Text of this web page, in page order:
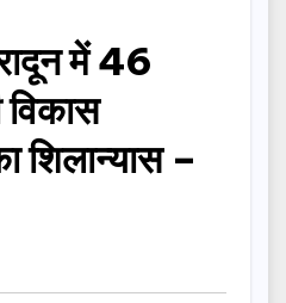
में 46
शिलान्यास –